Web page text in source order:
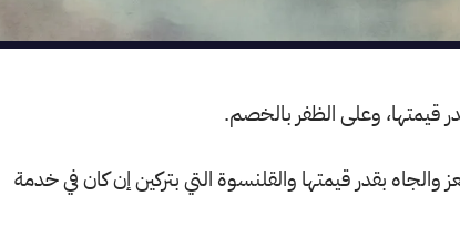
قيمتها، وعلى الظفر بالخصم.
بقدر قيمتها والقلنسوة التي بتركين إن كان في خدمة